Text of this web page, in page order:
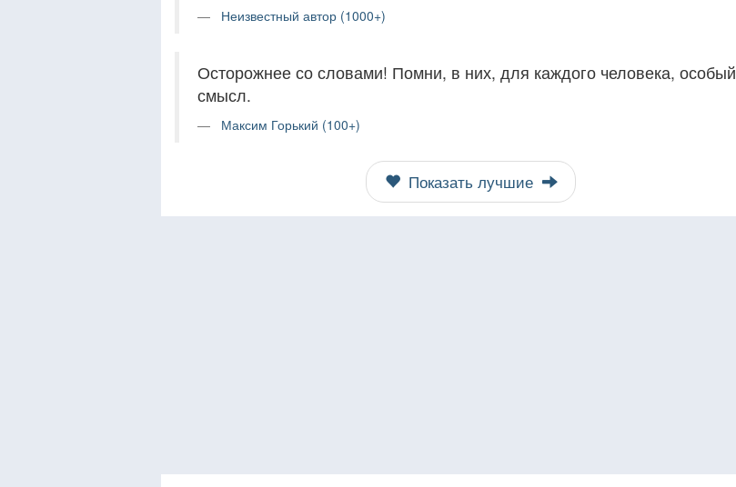
Неизвестный автор (1000+)
Осторожнее со словами! Помни, в них, для каждого человека, особый
смысл.
Максим Горький (100+)
Показать лучшие